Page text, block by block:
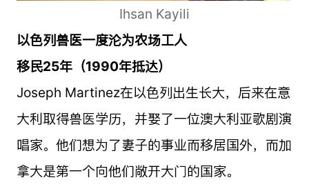
Ihsan Kayili
以色列兽医一度沦为农场工人
移民25年（1990年抵达）
Joseph Martinez在以色列出生长大，后来在意
大利取得兽医学历，并娶了一位澳大利亚歌剧演
唱家。他们想为了妻子的事业而移居国外，而加
拿大是第一个向他们敞开大门的国家。